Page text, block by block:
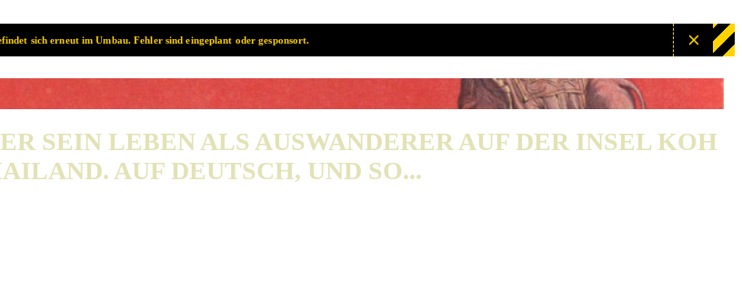
sich erneut im Umbau. Fehler sind eingeplant oder gesponsort.
SAMUI? SAMUI!
SEIN LEBEN ALS AUSWANDERER AUF DER INSEL KOH
AUF DEUTSCH, UND SO...